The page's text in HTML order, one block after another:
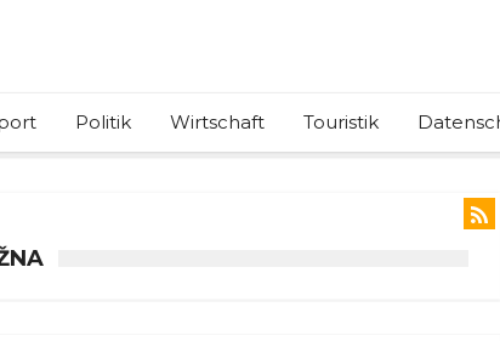
Politik Wirtschaft Touristik